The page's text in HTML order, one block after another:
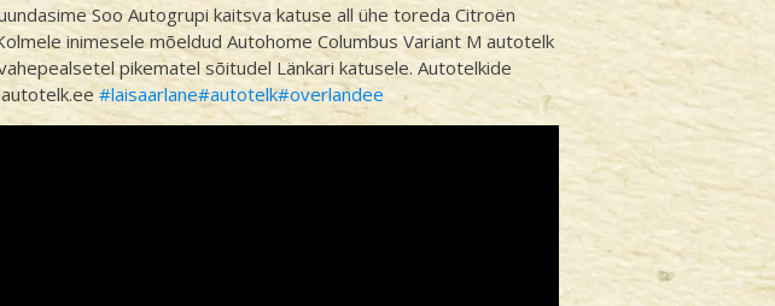
Soo Autogrupi kaitsva katuse all ühe toreda Citroën
inimesele mõeldud Autohome Columbus Variant M autotelk
pikematel sõitudel Länkari katusele. Autotelkide
autotelk.ee#laisaarlane#autotelk#overlandee